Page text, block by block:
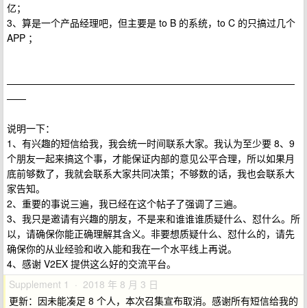
亿；
3、算是一个产品经理吧，但主要是 to B 的系统，to C 的只搞过几个
APP ；
——————————————————————————————
——
说明一下：
1、有兴趣的短信给我，我会统一时间联系大家。我认为至少要 8、9
个朋友一起来搞这个事，才能保证内部的意见公平合理，所以如果月
底前够数了，我就会联系大家共同决策；不够数的话，我也会联系大
家告知。
2、重要的事说三遍，我已经在这个帖子了强调了三遍。
3、我只是邀请有兴趣的朋友，不是来和谁谁谁质疑什么、怼什么。所
以，请确保你能正确理解其含义。非要想质疑什么、怼什么的，请先
确保你的从业经验和收入能和我在一个水平线上再说。
4、感谢 V2EX 提供这么好的交流平台。
Supplement 1 · 2018 年 8 月 3 日
更新：因未能凑足 8 个人，本次召集宣布取消。感谢所有短信给我的